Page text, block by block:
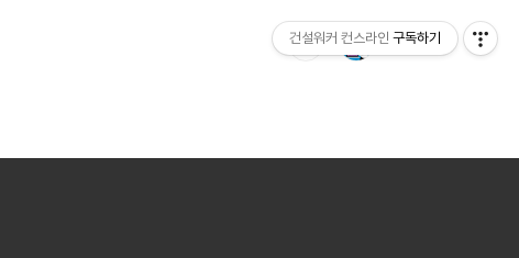
건설워커 컨스라인 구독하기